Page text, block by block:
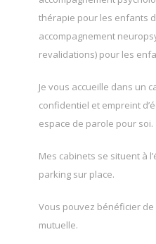
thérapie pour les enfants
accompagnement
revalidations) pour les
Je vous accueille dans un
confidentiel et empreint
espace de parole pour soi.
Mes cabinets se situent à
parking sur place.
Vous pouvez bénéficier
mutuelle.